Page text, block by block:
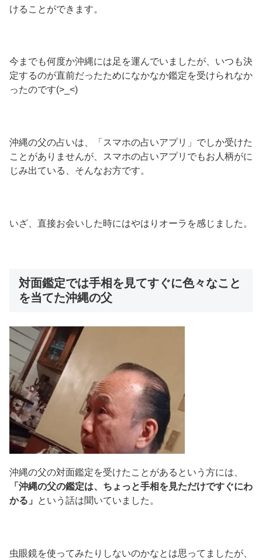
けることができます。
今までも何度か沖縄には足を運んでいましたが、いつも決
定するのが直前だったためになかなか鑑定を受けられなか
ったのです(>_<)
沖縄の父の占いは、「スマホの占いアプリ」でしか受けた
ことがありませんが、スマホの占いアプリでもお人柄がに
じみ出ている、そんなお方です。
いざ、直接お会いした時にはやはりオーラを感じました。
対面鑑定では手相を見てすぐに色々なこと
を当てた沖縄の父
沖縄の父の対面鑑定を受けたことがあるという方には、
「沖縄の父の鑑定は、ちょっと手相を見ただけですぐにわ
かる」
という話は聞いていました。
虫眼鏡を使ってみたりしないのかなとは思ってましたが、